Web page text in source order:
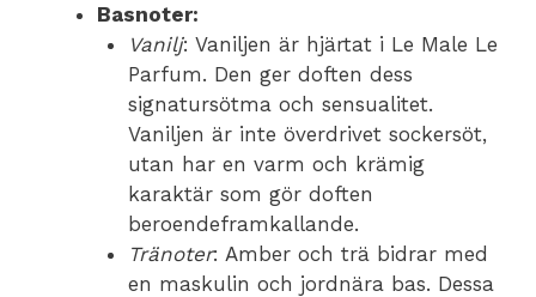
Basnoter:
Vanilj: Vaniljen är hjärtat i Le Male Le
Parfum. Den ger doften dess
signatursötma och sensualitet.
Vaniljen är inte överdrivet sockersöt,
utan har en varm och krämig
karaktär som gör doften
beroendeframkallande.
Tränoter: Amber och trä bidrar med
en maskulin och jordnära bas. Dessa